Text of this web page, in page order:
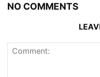
NO COMMENTS